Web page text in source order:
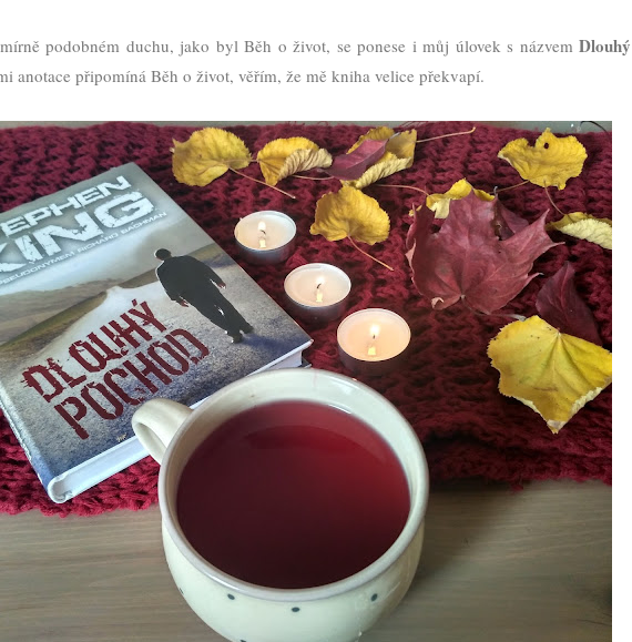
podobném duchu, jako byl Běh o život, se ponese i můj úlovek s názvem Dlouhý
anotace připomíná Běh o život, věřím, že mě kniha velice překvapí.